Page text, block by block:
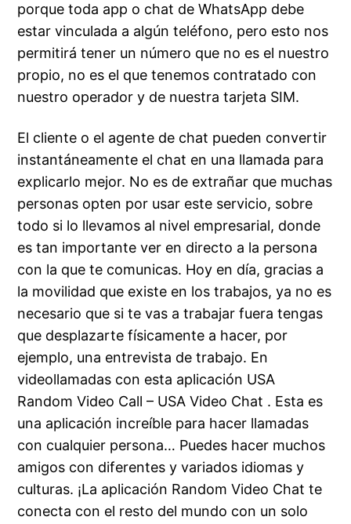
porque toda app o chat de WhatsApp debe
estar vinculada a algún teléfono, pero esto nos
permitirá tener un número que no es el nuestro
propio, no es el que tenemos contratado con
nuestro operador y de nuestra tarjeta SIM.
El cliente o el agente de chat pueden convertir
instantáneamente el chat en una llamada para
explicarlo mejor. No es de extrañar que muchas
personas opten por usar este servicio, sobre
todo si lo llevamos al nivel empresarial, donde
es tan importante ver en directo a la persona
con la que te comunicas. Hoy en día, gracias a
la movilidad que existe en los trabajos, ya no es
necesario que si te vas a trabajar fuera tengas
que desplazarte físicamente a hacer, por
ejemplo, una entrevista de trabajo. En
videollamadas con esta aplicación USA
Random Video Call – USA Video Chat . Esta es
una aplicación increíble para hacer llamadas
con cualquier persona… Puedes hacer muchos
amigos con diferentes y variados idiomas y
culturas. ¡La aplicación Random Video Chat te
conecta con el resto del mundo con un solo